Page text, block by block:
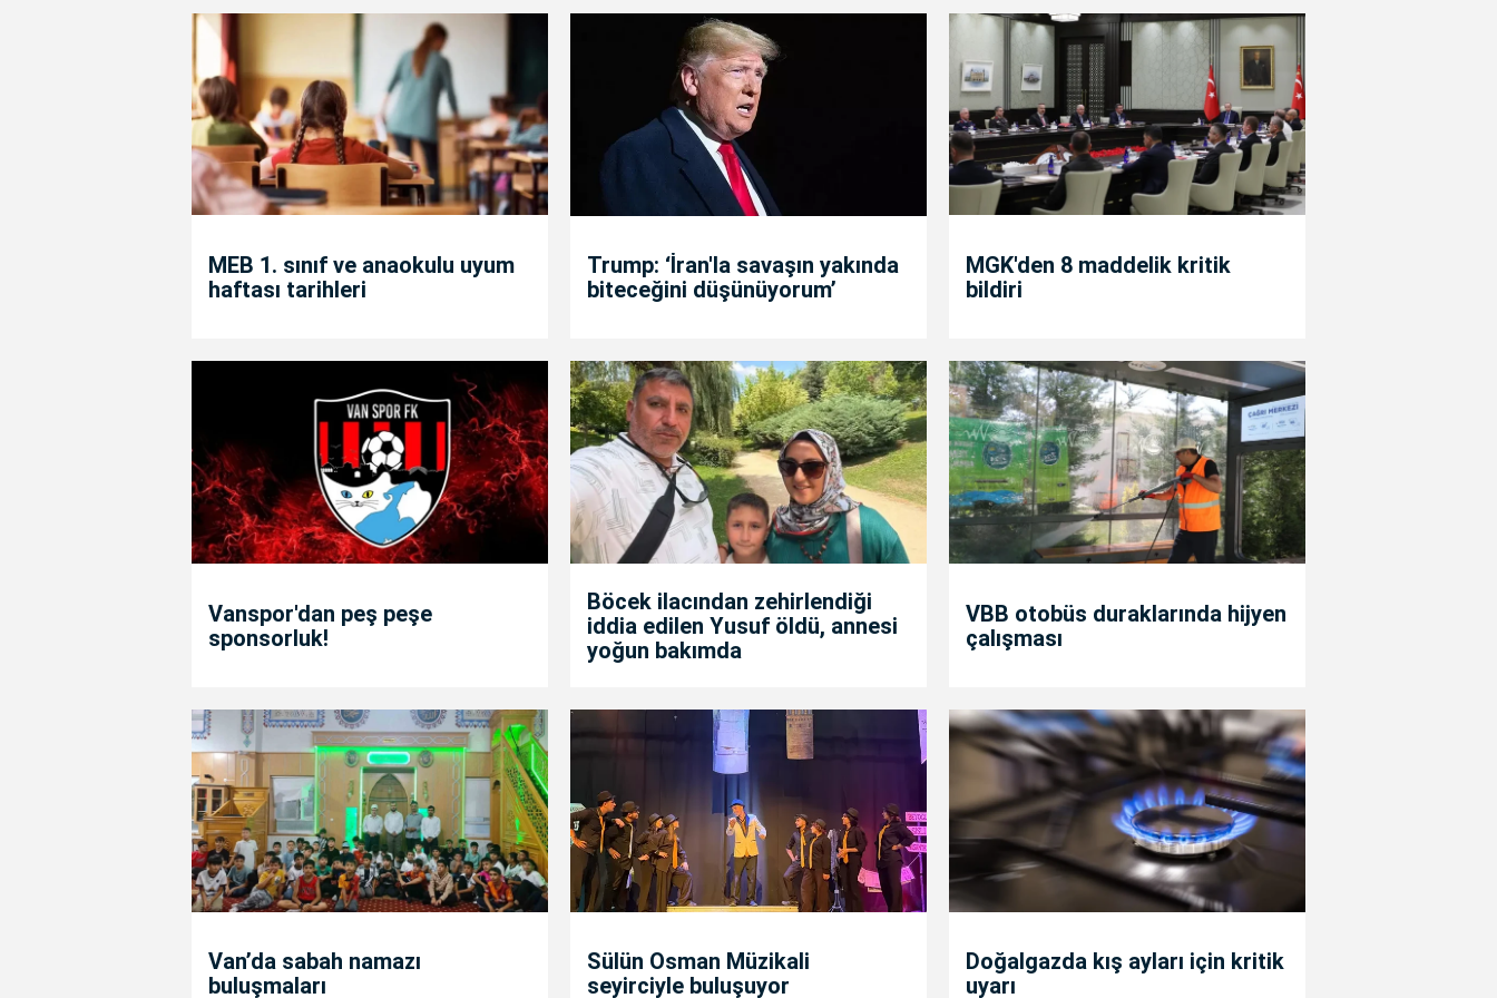
MEB 1. sınıf ve anaokulu uyum
haftası tarihleri
Trump: ‘İran'la savaşın yakında
biteceğini düşünüyorum’
MGK'den 8 maddelik kritik
bildiri
Vanspor'dan peş peşe
sponsorluk!
Böcek ilacından zehirlendiği
iddia edilen Yusuf öldü, annesi
yoğun bakımda
VBB otobüs duraklarında hijyen
çalışması
Van’da sabah namazı
buluşmaları
Sülün Osman Müzikali
seyirciyle buluşuyor
Doğalgazda kış ayları için kritik
uyarı